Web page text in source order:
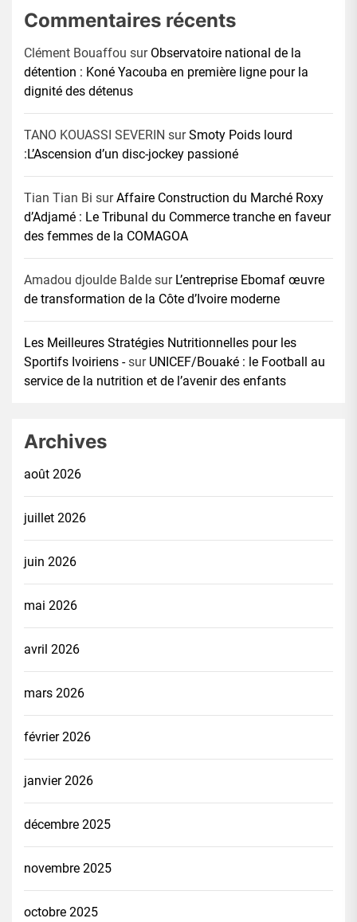
Commentaires récents
Clément Bouaffou sur Observatoire national de la
détention : Koné Yacouba en première ligne pour la
dignité des détenus
TANO KOUASSI SEVERIN surSmoty Poids lourd
:L’Ascension d’un disc-jockey passioné
Tian Tian Bi surAffaire Construction du Marché Roxy
d’Adjamé : Le Tribunal du Commerce tranche en faveur
des femmes de la COMAGOA
Amadou djoulde Balde sur L’entreprise Ebomaf œuvre
de transformation de la Côte d’Ivoire moderne
Les Meilleures Stratégies Nutritionnelles pour les
Sportifs Ivoiriens -sur UNICEF/Bouaké : le Football au
service de la nutrition et de l’avenir des enfants
Archives
août 2026
juillet 2026
juin 2026
mai 2026
avril 2026
mars 2026
février 2026
janvier 2026
décembre 2025
novembre 2025
octobre 2025